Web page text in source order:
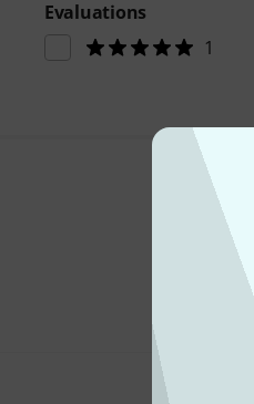
Evaluations
1